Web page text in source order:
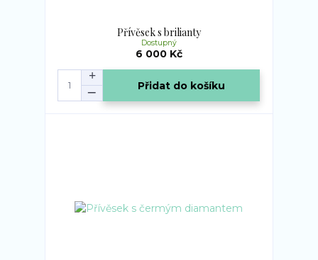
Přívěsek s brilianty
6 000 Kč
Dostupný
Přidat do košíku